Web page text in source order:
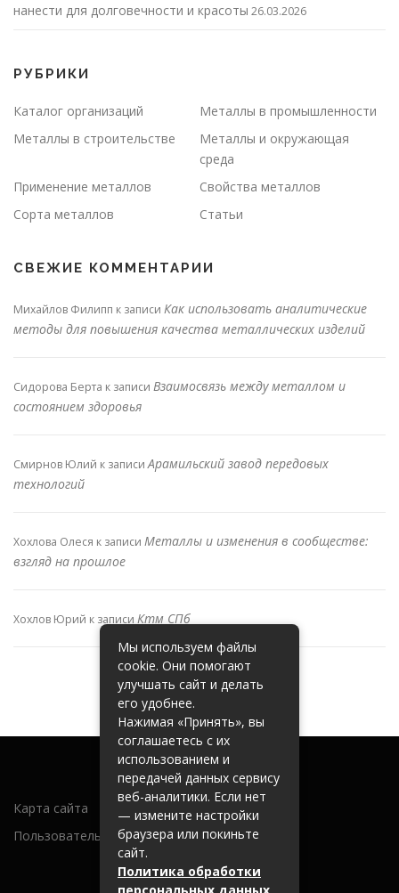
нанести для долговечности и красоты 26.03.2026
РУБРИКИ
Каталог организаций
Металлы в промышленности
Металлы в строительстве
Металлы и окружающая
среда
Применение металлов
Свойства металлов
Сорта металлов
Статьи
СВЕЖИЕ КОММЕНТАРИИ
Михайлов Филипп к записи Как использовать аналитические
методы для повышения качества металлических изделий
Сидорова Берта к записи Взаимосвязь между металлом и
состоянием здоровья
Смирнов Юлий к записиАрамильский завод передовых
технологий
Хохлова Олеся к записи Металлы и изменения в сообществе:
взгляд на прошлое
Хохлов Юрий к записи Ктм СПб
Карта сайта
Пользовательское соглашение
Мы используем файлы
cookie. Они помогают
улучшать сайт и делать
его удобнее.
Нажимая «Принять», вы
соглашаетесь с их
использованием и
передачей данных сервису
веб-аналитики. Если нет
— измените настройки
браузера или покиньте
сайт.
Политика обработки